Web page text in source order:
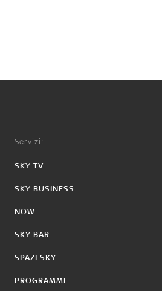
Servizi:
SKY TV
SKY BUSINESS
NOW
SKY BAR
SPAZI SKY
PROGRAMMI